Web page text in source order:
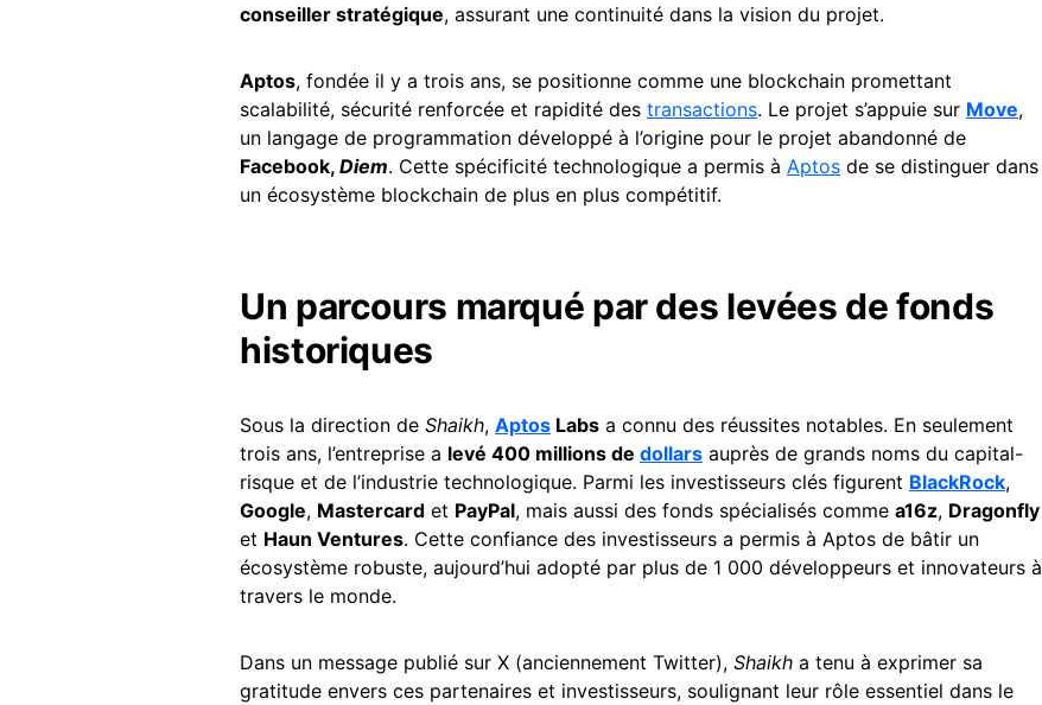
conseiller stratégique, assurant une continuité dans la vision du projet.
Aptos, fondée il y a trois ans, se positionne comme une blockchain promettant
scalabilité, sécurité renforcée et rapidité des transactions. Le projet s’appuie sur Move,
un langage de programmation développé à l’origine pour le projet abandonné de
Facebook, Diem. Cette spécificité technologique a permis à Aptos de se distinguer dans
un écosystème blockchain de plus en plus compétitif.
Un parcours marqué par des levées de fonds
historiques
Sous la direction de Shaikh, Aptos Labs a connu des réussites notables. En seulement
trois ans, l’entreprise a levé 400 millions de dollars auprès de grands noms du capital-
risque et de l’industrie technologique. Parmi les investisseurs clés figurent BlackRock,
Google, Mastercard et PayPal, mais aussi des fonds spécialisés comme a16z, Dragonfly
et Haun Ventures. Cette confiance des investisseurs a permis à Aptos de bâtir un
écosystème robuste, aujourd’hui adopté par plus de 1 000 développeurs et innovateurs à
travers le monde.
Dans un message publié sur X (anciennement Twitter), Shaikh a tenu à exprimer sa
gratitude envers ces partenaires et investisseurs, soulignant leur rôle essentiel dans le